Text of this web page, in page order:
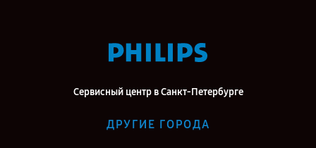
Сервисный центр в Санкт-Петербурге
ДРУГИЕ ГОРОДА